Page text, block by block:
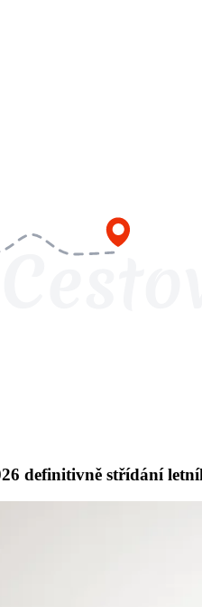
definitivně střídání